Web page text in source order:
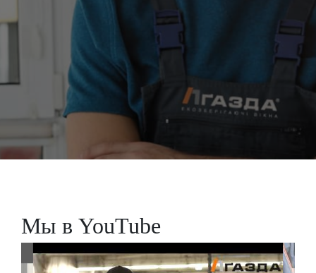
Мы в YouTube